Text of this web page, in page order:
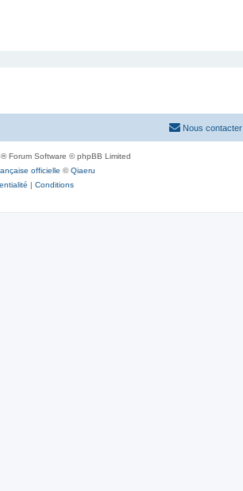
Nous contacter
® Forum Software © phpBB Limited
officielle ©Qiaeru
| Conditions